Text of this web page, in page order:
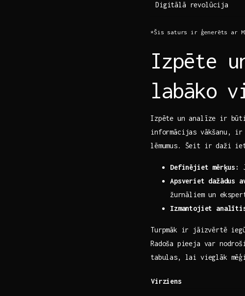
Digitālā revolūcija
*Šis saturs ir ģenerēts ar⁤
Izpēte
labāko⁣
Izpēte un​ analīze ir
informācijas vākšanu,
lēmumus. Šeit ir daži
Definējiet ⁣mērķus:
Apsveriet ⁤dažādus
⁤žurnāliem ⁢un
Izmantojiet​
Turpmāk⁤ ir jāizvērtē
Radoša ⁤pieeja var
‍tabulas, lai ‍vieglāk
Virziens